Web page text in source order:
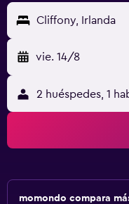
Cliffony, Irlanda
vie. 14/8
2 huéspedes, 1
momondo compara